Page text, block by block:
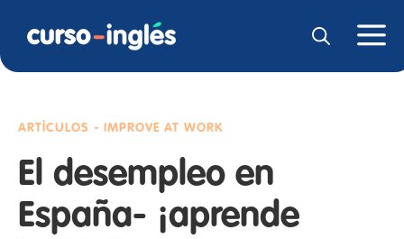
ARTÍCULOS - IMPROVE AT WORK
El desempleo en
España- ¡aprende